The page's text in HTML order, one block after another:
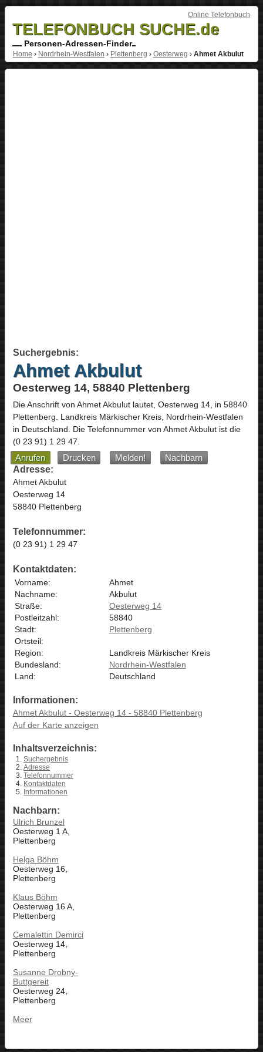
Online Telefonbuch
TELEFONBUCH SUCHE.de
Personen-Adressen-Finder
Home › Nordrhein-Westfalen › Plettenberg › Oesterweg › Ahmet Akbulut
Suchergebnis:
Ahmet Akbulut
Oesterweg 14, 58840 Plettenberg
Die Anschrift von Ahmet Akbulutlautet, Oesterweg 14, in 58840
Plettenberg. Landkreis Märkischer Kreis, Nordrhein-Westfalen
in Deutschland. Die Telefonnummer von Ahmet Akbulut ist die
(0 23 91) 1 29 47.
Anrufen Drucken Melden!
Nachbarn
Adresse:
Ahmet Akbulut
Oesterweg 14
58840 Plettenberg
Telefonnummer:
(0 23 91) 1 29 47
Kontaktdaten:
Vorname:
Ahmet
Nachname:
Akbulut
Straße:
Oesterweg 14
Postleitzahl:
58840
Stadt:
Plettenberg
Ortsteil:
Region:
Landkreis Märkischer Kreis
Bundesland:
Nordrhein-Westfalen
Land:
Deutschland
Informationen:
Ahmet Akbulut - Oesterweg 14 - 58840 Plettenberg
Auf der Karte anzeigen
Inhaltsverzeichnis:
Suchergebnis
Adresse
Telefonnummer
Kontaktdaten
Informationen
Nachbarn:
Ulrich Brunzel
Oesterweg 1 A,
Plettenberg
Helga Böhm
Oesterweg 16,
Plettenberg
Klaus Böhm
Oesterweg 16 A,
Plettenberg
Cemalettin Demirci
Oesterweg 14,
Plettenberg
Susanne Drobny-
Buttgereit
Oesterweg 24,
Plettenberg
Meer